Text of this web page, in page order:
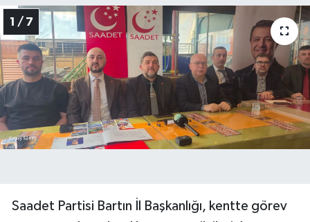
1 / 7
Saadet Partisi Bartın İl Başkanlığı, kentte görev